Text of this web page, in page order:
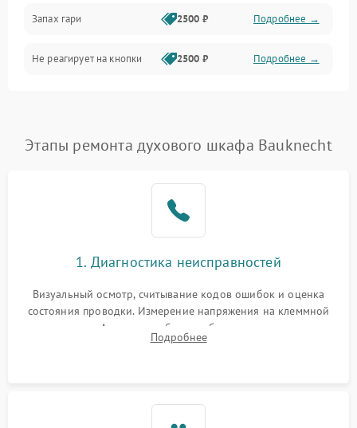
Запах гари 2500 ₽ Подробнее →
Не реагирует на кнопки 2500 ₽ Подробнее →
Этапы ремонта духового шкафа Bauknecht
1. Диагностика неисправностей
Визуальный осмотр, считывание кодов ошибок и оценка
состояния проводки. Измерение напряжения на клеммной
колодке. Анализ жалоб на проблемы с нагревом,
конвекцией, панелью управления или блокировкой дверцы.
Подробнее